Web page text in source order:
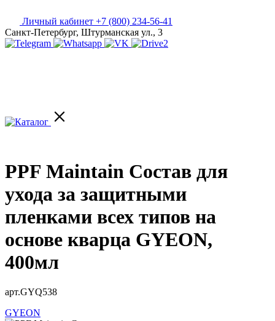
Личный кабинет +7 (800) 234-56-41
Санкт-Петербург, Штурманская ул., 3
PPF Maintain Состав для
ухода за защитными
пленками всех типов на
основе кварца GYEON,
400мл
арт.GYQ538
GYEON